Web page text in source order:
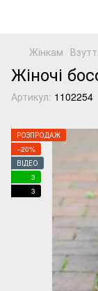
Жінкам
Жіночі
Артикул: 1102254
РОЗПРОДАЖ
−20%
ВІДЕО
3
3